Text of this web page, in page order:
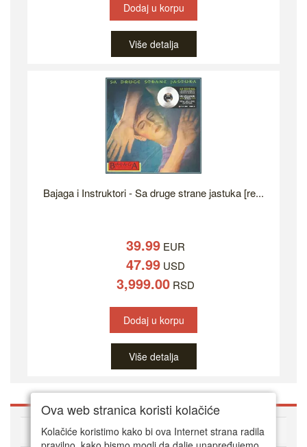
Dodaj u korpu
Više detalja
Bajaga i Instruktori - Sa druge strane jastuka [re...
39.99EUR
47.99USD
3,999.00RSD
Dodaj u korpu
Više detalja
O DVD Zoni
Ova web stranica koristi kolačiće
Kolačiće koristimo kako bi ova Internet strana radila